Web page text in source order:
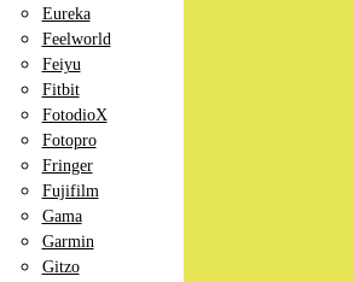
Eureka
Feelworld
Feiyu
Fitbit
FotodioX
Fotopro
Fringer
Fujifilm
Gama
Garmin
Gitzo